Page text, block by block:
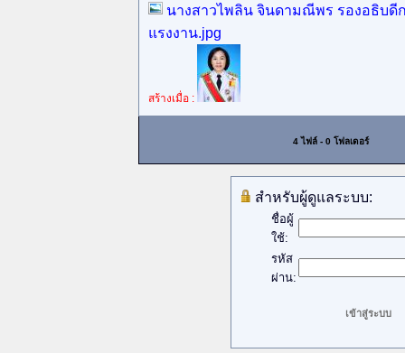
นางสาวไพลิน จินดามณีพร รองอธิบ
แรงงาน.jpg
สร้างเมื่อ :
4 ไฟล์ - 0 โฟลเดอร์
สำหรับผู้ดูแลระบบ:
ชื่อผู้
ใช้:
รหัส
ผ่าน: